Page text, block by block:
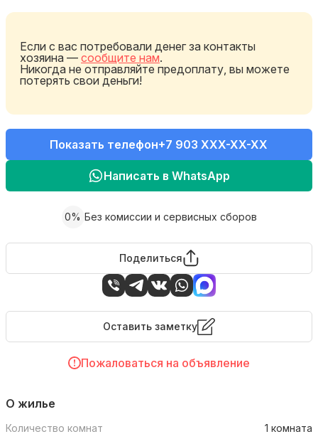
Если с вас потребовали денег за контакты
хозяина — сообщите нам.
Никогда не отправляйте предоплату, вы можете
потерять свои деньги!
Показать телефон+7 903 XXX-XX-XX
Написать в WhatsApp
0% Без комиссии и сервисных сборов
Поделиться
Оставить заметку
Пожаловаться на объявление
О жилье
Количество комнат
1 комната